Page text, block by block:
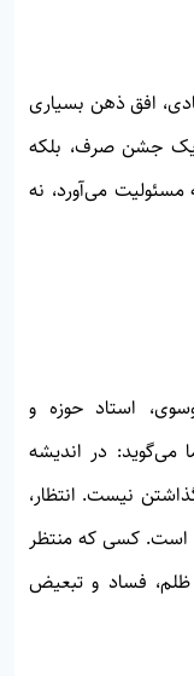
افق ذهن بسیاری
یک جشن صرف، بلکه
می‌آورد، نه
استاد حوزه و
می‌گوید: در اندیشه
نیست. انتظار،
است. کسی که منتظر
ظلم، فساد و تبعیض